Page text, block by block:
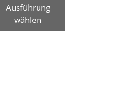
Ausführung
wählen